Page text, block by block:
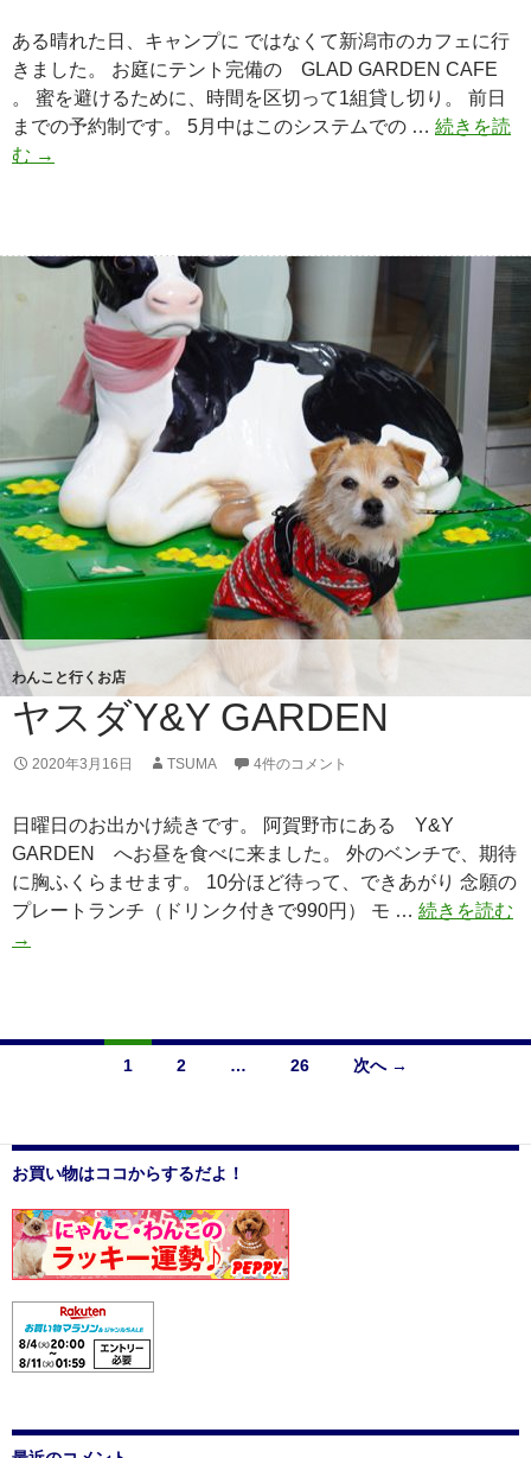
ある晴れた日、キャンプに ではなくて新潟市のカフェに行
きました。 お庭にテント完備の GLAD GARDEN CAFE
。 蜜を避けるために、時間を区切って1組貸し切り。 前日
までの予約制です。 5月中はこのシステムでの … 続きを読
む 新
フ
→
わんこと行くお店
ヤスダY&Y GARDEN
2020年3月16日 TSUMA 4件のコメント
日曜日のお出かけ続きです。 阿賀野市にある Y&Y
GARDEN へお昼を食べに来ました。 外のベンチで、期待
に胸ふくらませます。 10分ほど待って、できあがり 念願の
プレートランチ（ドリンク付きで990円） モ … 続きを読む
→
稿
ナ
ビ
ゲ
ー
シ
ン
1 2 … 26 次へ →
お買い物はココからするだよ！